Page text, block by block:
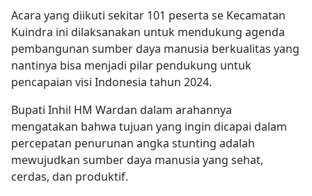
Acara yang diikuti sekitar 101 peserta se Kecamatan
Kuindra ini dilaksanakan untuk mendukung agenda
pembangunan sumber daya manusia berkualitas yang
nantinya bisa menjadi pilar pendukung untuk
pencapaian visi Indonesia tahun 2024.
Bupati Inhil HM Wardan dalam arahannya
mengatakan bahwa tujuan yang ingin dicapai dalam
percepatan penurunan angka stunting adalah
mewujudkan sumber daya manusia yang sehat,
cerdas, dan produktif.